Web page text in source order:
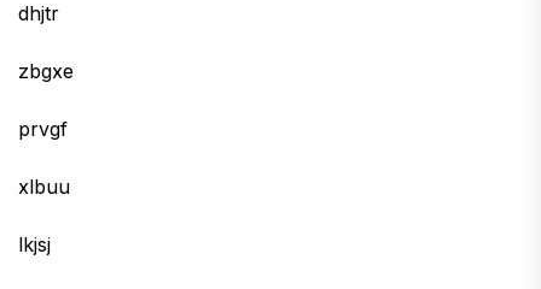
dhjtr
zbgxe
prvgf
xlbuu
lkjsj